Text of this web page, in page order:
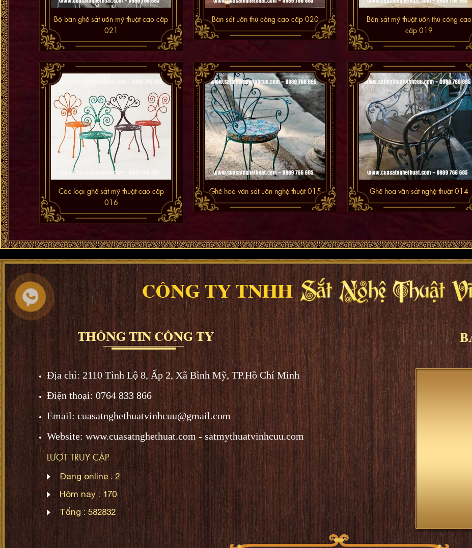
Bộ bàn ghế sắt uốn mỹ thuật cao cấp
021
Bàn sắt uốn thủ công cao cấp 020
Bàn sắt mỹ thuật uốn thủ công cao
cấp 019
Các loại ghế sắt mỹ thuật cao cấp
016
Ghế hoa văn sắt uốn nghệ thuật 015 Ghế hoa văn sắt nghệ thuật 014
Địa chỉ: 2110 Tỉnh Lộ 8, Ấp 2, Xã Bình Mỹ, TP.Hồ Chí Minh
Điện thoại: 0764 833 866
Email: cuasatnghethuatvinhcuu@gmail.com
Website: www.cuasatnghethuat.com - satmythuatvinhcuu.com
LƯỢT TRUY CẬP
Đang online : 2
Hôm nay : 170
Tổng : 582832